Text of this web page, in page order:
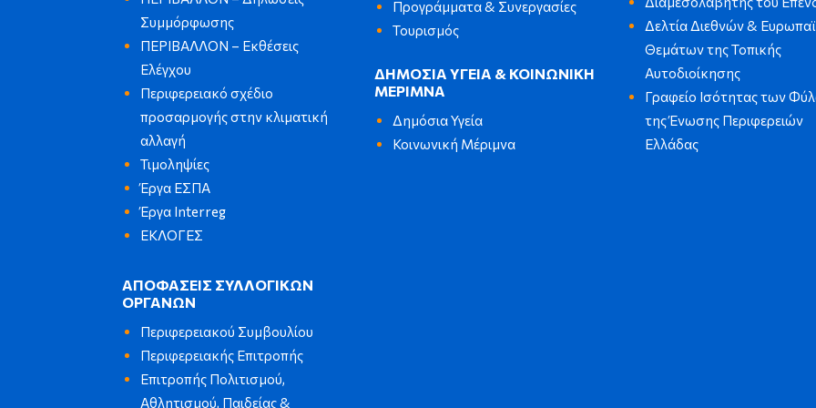
Συμμόρφωσης
ΠΕΡΙΒΑΛΛΟΝ – Εκθέσεις
Ελέγχου
Περιφερειακό σχέδιο
προσαρμογής στην κλιματική
αλλαγή
Τιμοληψίες
Έργα ΕΣΠΑ
Έργα Interreg
ΕΚΛΟΓΕΣ
ΑΠΟΦΑΣΕΙΣ ΣΥΛΛΟΓΙΚΩΝ
ΟΡΓΑΝΩΝ
Περιφερειακού Συμβουλίου
Περιφερειακής Επιτροπής
Επιτροπής Πολιτισμού,
Αθλητισμού, Παιδείας &
Προγράμματα & Συνεργασίες
Τουρισμός
ΔΗΜΟΣΙΑ ΥΓΕΙΑ & ΚΟΙΝΩΝΙΚΗ
ΜΕΡΙΜΝΑ
Δημόσια Υγεία
Κοινωνική Μέριμνα
Δελτία Διεθνών &
Θεμάτων της Τοπικής
Αυτοδιοίκησης
Γραφείο Ισότητας των
της Ένωσης Περιφερειών
Ελλάδας